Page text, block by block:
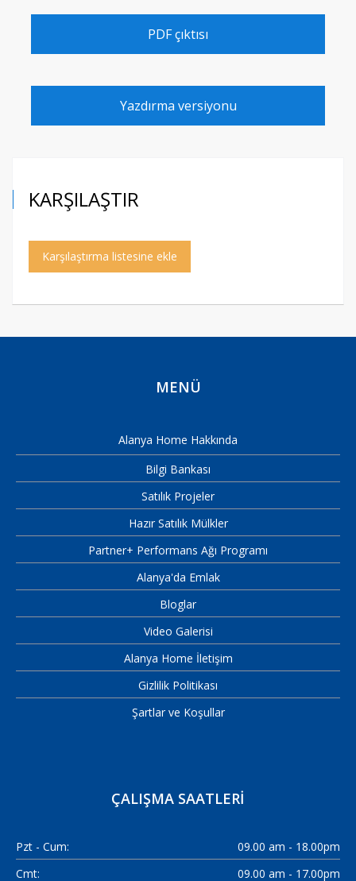
PDF çıktısı
Yazdırma versiyonu
KARŞILAŞTIR
Karşılaştırma listesine ekle
MENÜ
Alanya Home Hakkında
Bilgi Bankası
Satılık Projeler
Hazır Satılık Mülkler
Partner+ Performans Ağı Programı
Alanya'da Emlak
Bloglar
Video Galerisi
Alanya Home İletişim
Gizlilik Politikası
Şartlar ve Koşullar
ÇALIŞMA SAATLERI
Pzt - Cum:
09.00 am - 18.00pm
Cmt:
09.00 am - 17.00pm